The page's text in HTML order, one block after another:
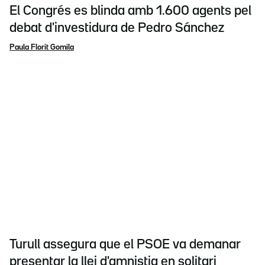
El Congrés es blinda amb 1.600 agents pel
debat d'investidura de Pedro Sánchez
Paula Florit Gomila
Turull assegura que el PSOE va demanar
presentar la llei d'amnistia en solitari